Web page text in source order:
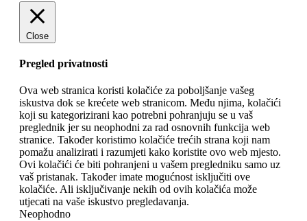
Close
Pregled privatnosti
Ova web stranica koristi kolačiće za poboljšanje vašeg
iskustva dok se krećete web stranicom. Među njima, kolačići
koji su kategorizirani kao potrebni pohranjuju se u vaš
preglednik jer su neophodni za rad osnovnih funkcija web
stranice. Također koristimo kolačiće trećih strana koji nam
pomažu analizirati i razumjeti kako koristite ovo web mjesto.
Ovi kolačići će biti pohranjeni u vašem pregledniku samo uz
vaš pristanak. Također imate mogućnost isključiti ove
kolačiće. Ali isključivanje nekih od ovih kolačića može
utjecati na vaše iskustvo pregledavanja.
Neophodno